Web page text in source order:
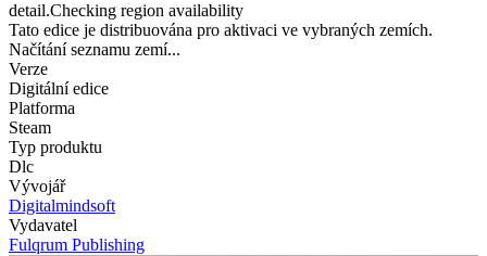
detail.Checking region availability
Tato edice je distribuována pro aktivaci ve vybraných zemích.
Načítání seznamu zemí...
Verze
Digitální edice
Platforma
Steam
Typ produktu
Dlc
Vývojář
Digitalmindsoft
Vydavatel
Fulqrum Publishing